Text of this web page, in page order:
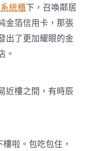
統櫃下，召喚鄰居
金箔信用卡，那張
出了更加耀眼的金
。
近樓之間，有時辰
樓啦。包吃包住，